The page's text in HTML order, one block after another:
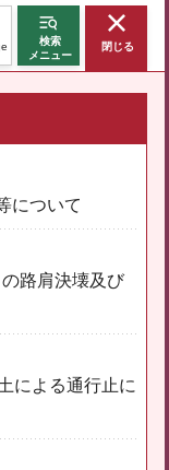
検索
メニュー
閉じる
について
路肩決壊及び
による通行止に